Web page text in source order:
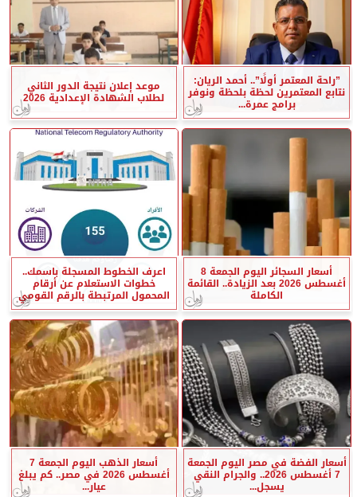
”راحة المعتمر أولًا”.. أحمد الريان:
نتابع المعتمرين لحظة بلحظة ونوفر
برامج عمرة...
موعد إعلان نتيجة الدور الثاني
لطلاب الشهادة الإعدادية 2026
أسعار السجائر اليوم الجمعة 8
أغسطس 2026 بعد الزيادة.. القائمة
الكاملة
اعرف الخطوط المسجلة باسمك..
خطوات الاستعلام عن أرقام
المحمول المرتبطة بالرقم القومي
أسعار الفضة في مصر اليوم الجمعة
7 أغسطس 2026.. والجرام النقي
يسجل...
أسعار الذهب اليوم الجمعة 7
أغسطس 2026 في مصر.. كم يبلغ
عيار...